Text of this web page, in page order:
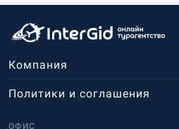
Компания
ОФИС
Политики и соглашения